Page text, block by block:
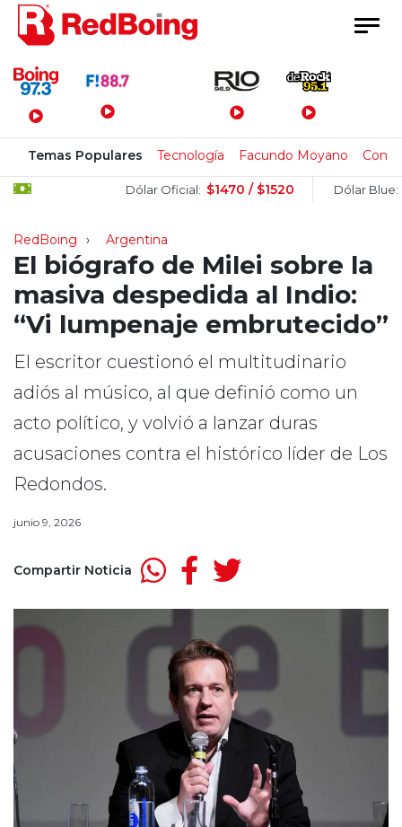
Menú Principal
Temas Populares Tecnología Facundo Moyano
Dólar Oficial: $1470 / $1520 Dólar Blue:
RedBoing Argentina
El biógrafo de Milei sobre la
masiva despedida al Indio:
“Vi lumpenaje embrutecido”
El escritor cuestionó el multitudinario
adiós al músico, al que definió como un
acto político, y volvió a lanzar duras
acusaciones contra el histórico líder de Los
Redondos.
junio 9, 2026
Compartir Noticia